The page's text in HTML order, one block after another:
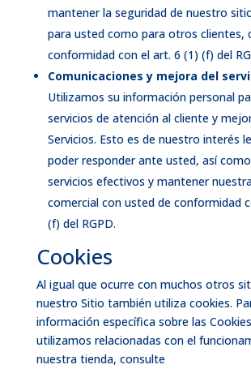
mantener la seguridad de nuestro
para usted como para otros clientes,
conformidad con el art. 6 (1) (f) del
Comunicaciones y mejora del
Utilizamos su información personal
servicios de atención al cliente y
Servicios. Esto es de nuestro interés
poder responder ante usted, así
servicios efectivos y mantener
comercial con usted de conformidad
(f) del RGPD.
Cookies
Al igual que ocurre con muchos otros
nuestro Sitio también utiliza cookies.
información específica sobre las
utilizamos relacionadas con el
nuestra tienda, consulte